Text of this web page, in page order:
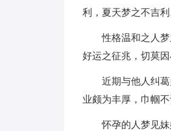
利，夏天梦之不吉利
性格温和之人
好运之征兆，切莫
近期与他人纠
业颇为丰厚，巾帼
怀孕的人梦见